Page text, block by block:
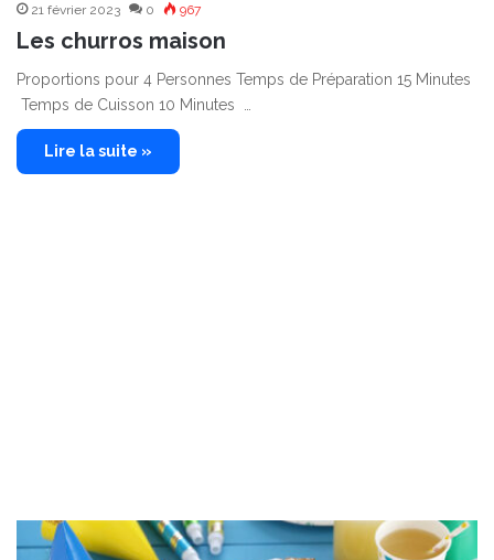
21 février 2023 0 967
Les churros maison
Proportions pour 4 Personnes Temps de Préparation 15 Minutes
Temps de Cuisson 10 Minutes …
Lire la suite »